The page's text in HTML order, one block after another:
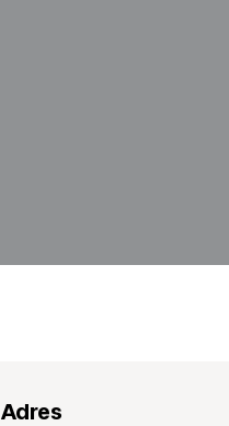
Adres